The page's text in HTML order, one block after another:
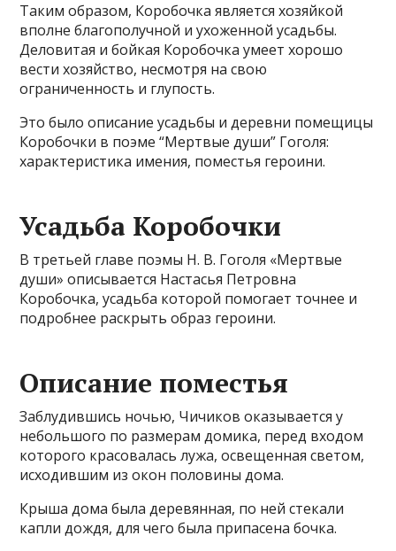
Таким образом, Коробочка является хозяйкой
вполне благополучной и ухоженной усадьбы.
Деловитая и бойкая Коробочка умеет хорошо
вести хозяйство, несмотря на свою
ограниченность и глупость.
Это было описание усадьбы и деревни помещицы
Коробочки в поэме “Мертвые души” Гоголя:
характеристика имения, поместья героини.
Усадьба Коробочки
В третьей главе поэмы Н. В. Гоголя «Мертвые
души» описывается Настасья Петровна
Коробочка, усадьба которой помогает точнее и
подробнее раскрыть образ героини.
Описание поместья
Заблудившись ночью, Чичиков оказывается у
небольшого по размерам домика, перед входом
которого красовалась лужа, освещенная светом,
исходившим из окон половины дома.
Крыша дома была деревянная, по ней стекали
капли дождя, для чего была припасена бочка.